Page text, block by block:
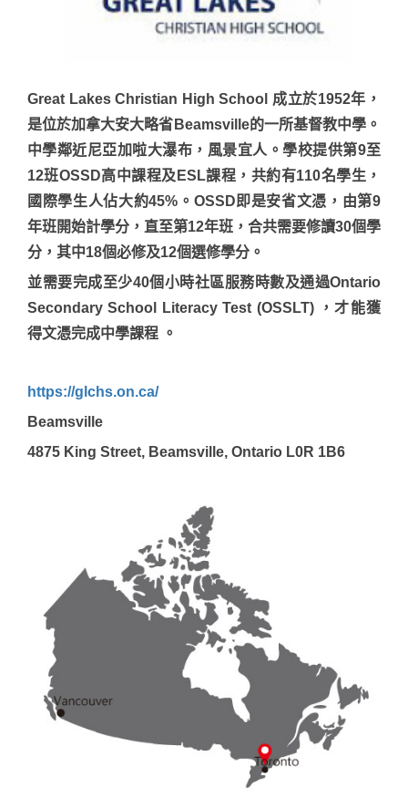
Great Lakes Christian High School 成立於1952年，
是位於加拿大安大略省Beamsville的一所基督教中學。
中學鄰近尼亞加啦大瀑布，風景宜人。學校提供第9至
12班OSSD高中課程及ESL課程，共約有110名學生，
國際學生人佔大約45%。OSSD即是安省文憑，由第9
年班開始計學分，直至第12年班，合共需要修讀30個學
分，其中18個必修及12個選修學分。
並需要完成至少40個小時社區服務時數及通過Ontario
Secondary School Literacy Test (OSSLT) ，才能獲
得文憑完成中學課程 。
https://glchs.on.ca/
Beamsville
4875 King Street, Beamsville, Ontario L0R 1B6